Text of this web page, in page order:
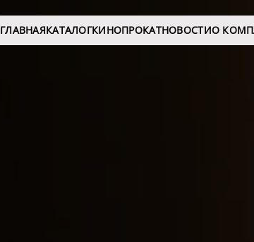
ГЛАВНАЯКАТАЛОГКИНОПРОКАТНОВОСТИО